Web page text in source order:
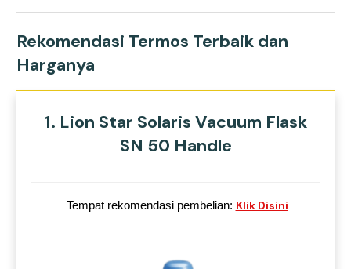
Rekomendasi Termos Terbaik dan
Harganya
1. Lion Star Solaris Vacuum Flask
SN 50 Handle
Tempat rekomendasi pembelian: Klik Disini